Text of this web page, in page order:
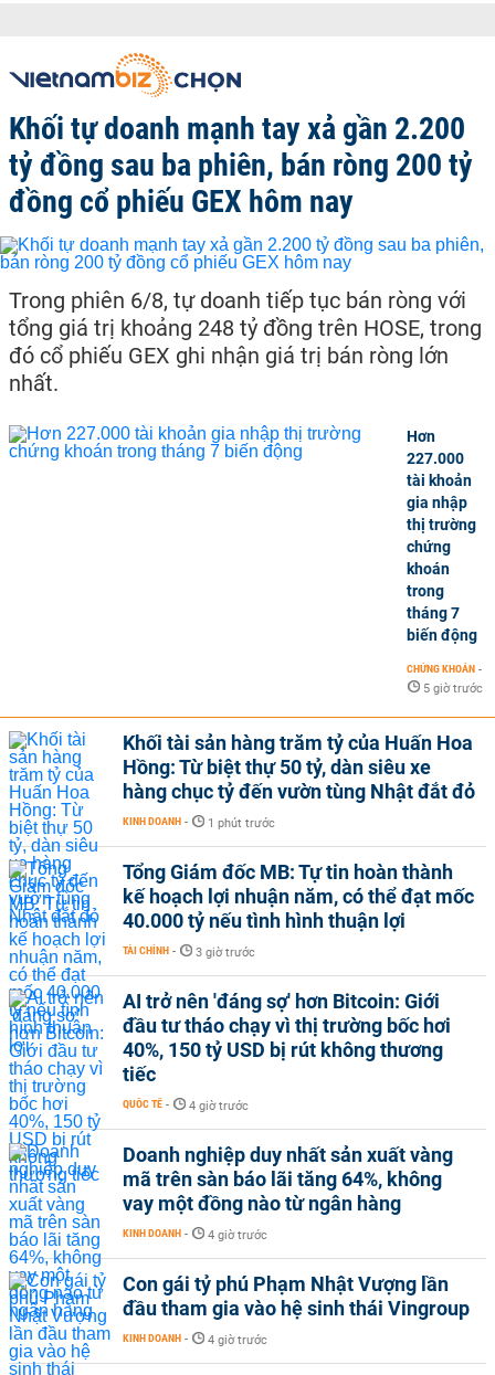
Khối tự doanh mạnh tay xả gần 2.200
tỷ đồng sau ba phiên, bán ròng 200 tỷ
đồng cổ phiếu GEX hôm nay
Trong phiên 6/8, tự doanh tiếp tục bán ròng với
tổng giá trị khoảng 248 tỷ đồng trên HOSE, trong
đó cổ phiếu GEX ghi nhận giá trị bán ròng lớn
nhất.
Hơn
227.000
tài khoản
gia nhập
thị trường
chứng
khoán
trong
tháng 7
biến động
CHỨNG KHOÁN -
5 giờ trước
Khối tài sản hàng trăm tỷ của Huấn Hoa
Hồng: Từ biệt thự 50 tỷ, dàn siêu xe
hàng chục tỷ đến vườn tùng Nhật đắt đỏ
KINH DOANH - 1 phút trước
Tổng Giám đốc MB: Tự tin hoàn thành
kế hoạch lợi nhuận năm, có thể đạt mốc
40.000 tỷ nếu tình hình thuận lợi
TÀI CHÍNH - 3 giờ trước
AI trở nên 'đáng sợ' hơn Bitcoin: Giới
đầu tư tháo chạy vì thị trường bốc hơi
40%, 150 tỷ USD bị rút không thương
tiếc
QUỐC TẾ - 4 giờ trước
Doanh nghiệp duy nhất sản xuất vàng
mã trên sàn báo lãi tăng 64%, không
vay một đồng nào từ ngân hàng
KINH DOANH - 4 giờ trước
Con gái tỷ phú Phạm Nhật Vượng lần
đầu tham gia vào hệ sinh thái Vingroup
KINH DOANH - 4 giờ trước